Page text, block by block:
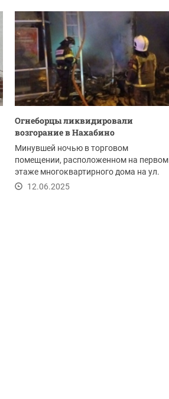
Огнеборцы ликвидировали
возгорание в Нахабино
Минувшей ночью в торговом
помещении, расположенном на первом
этаже многоквартирного дома на ул.
Королева, произошел...
12.06.2025